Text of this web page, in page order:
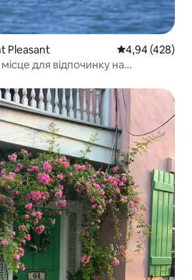
Pleasant Середня
4,94 (428)
для відпочинку на